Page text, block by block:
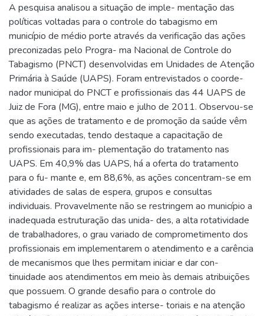
A pesquisa analisou a situação de imple- mentação das
políticas voltadas para o controle do tabagismo em
município de médio porte através da verificação das ações
preconizadas pelo Progra- ma Nacional de Controle do
Tabagismo (PNCT) desenvolvidas em Unidades de Atenção
Primária à Saúde (UAPS). Foram entrevistados o coorde-
nador municipal do PNCT e profissionais das 44 UAPS de
Juiz de Fora (MG), entre maio e julho de 2011. Observou-se
que as ações de tratamento e de promoção da saúde vêm
sendo executadas, tendo destaque a capacitação de
profissionais para im- plementação do tratamento nas
UAPS. Em 40,9% das UAPS, há a oferta do tratamento
para o fu- mante e, em 88,6%, as ações concentram-se em
atividades de salas de espera, grupos e consultas
individuais. Provavelmente não se restringem ao município a
inadequada estruturação das unida- des, a alta rotatividade
de trabalhadores, o grau variado de comprometimento dos
profissionais em implementarem o atendimento e a carência
de mecanismos que lhes permitam iniciar e dar con-
tinuidade aos atendimentos em meio às demais atribuições
que possuem. O grande desafio para o controle do
tabagismo é realizar as ações interse- toriais e na atenção